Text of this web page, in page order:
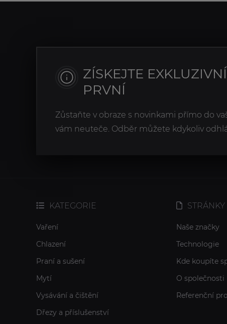
ZÍSKEJTE
PRVNÍ
Zůstaňte v obraze s novinkami přímo do
vám neuteče. Odběr můžete kdykoliv
KATEGORIE
Vaření
Chlazení
Praní a sušení
Mytí
Vysávání a čištění
Dřezy a příslušenství
STRÁNKY
Naše značky
Technologie
Kde koupíte
O společnosti
Referenční